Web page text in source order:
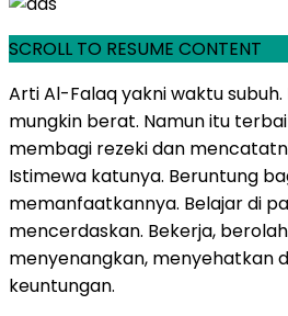
SCROLL TO RESUME CONTENT
Arti Al-Falaq yakni waktu
mungkin berat. Namun itu
membagi rezeki dan
Istimewa katunya. Beruntung
memanfaatkannya. Belajar di
mencerdaskan. Bekerja,
menyenangkan, menyehatkan
keuntungan.